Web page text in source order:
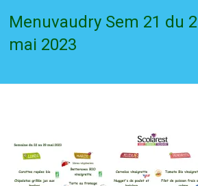
Menuvaudry Sem 21 du
mai 2023